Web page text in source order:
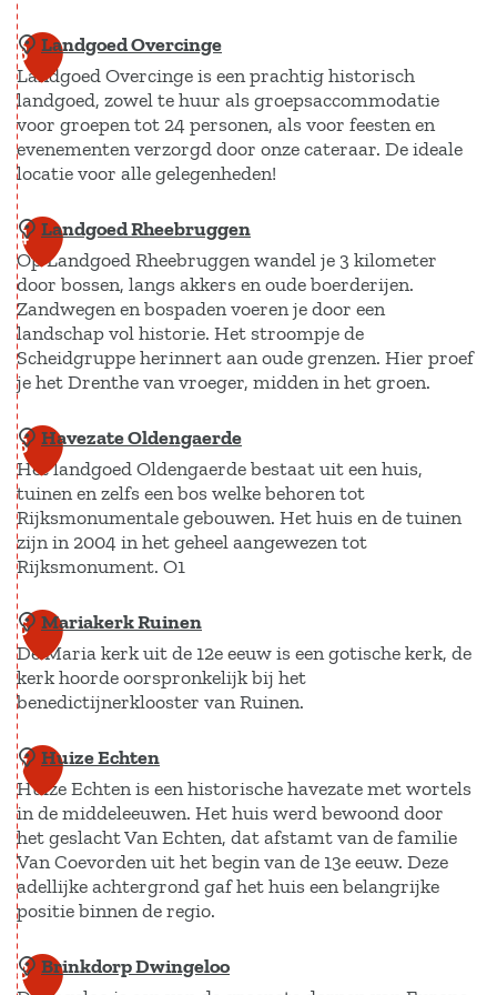
o
e
d
W
e
l
g
e
l
e
g
e
n
L
a
n
d
g
o
e
d
D
e
H
a
v
i
x
h
o
r
s
t
3 Landgoed Overcinge
Landgoed Overcinge is een prachtig historisch
landgoed, zowel te huur als groepsaccommodatie
voor groepen tot 24 personen, als voor feesten en
evenementen verzorgd door onze cateraar. De ideale
locatie voor alle gelegenheden!
L
a
n
d
g
o
e
d
O
v
e
r
c
i
n
g
e
4 Landgoed Rheebruggen
Op Landgoed Rheebruggen wandel je 3 kilometer
door bossen, langs akkers en oude boerderijen.
Zandwegen en bospaden voeren je door een
landschap vol historie. Het stroompje de
Scheidgruppe herinnert aan oude grenzen. Hier proef
je het Drenthe van vroeger, midden in het groen.
L
a
n
d
g
o
e
d
R
h
e
e
b
r
u
g
g
e
5 Havezate Oldengaerde
Het landgoed Oldengaerde bestaat uit een huis,
tuinen en zelfs een bos welke behoren tot
Rijksmonumentale gebouwen. Het huis en de tuinen
zijn in 2004 in het geheel aangewezen tot
Rijksmonument. O1
H
a
v
e
z
a
t
e
O
l
d
e
6 Mariakerk Ruinen
De Maria kerk uit de 12e eeuw is een gotische kerk, de
kerk hoorde oorspronkelijk bij het
benedictijnerklooster van Ruinen.
M
a
r
i
a
k
e
r
7 Huize Echten
Huize Echten is een historische havezate met wortels
in de middeleeuwen. Het huis werd bewoond door
het geslacht Van Echten, dat afstamt van de familie
Van Coevorden uit het begin van de 13e eeuw. Deze
adellijke achtergrond gaf het huis een belangrijke
positie binnen de regio.
H
8 Brinkdorp Dwingeloo